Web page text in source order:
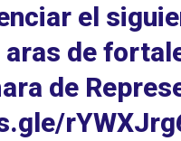
el
aras de
de